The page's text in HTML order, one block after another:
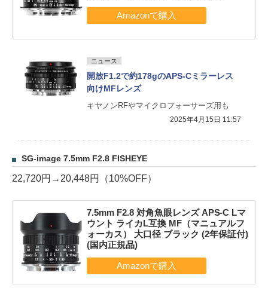
ニュース
開放F1.2で約178gのAPS-Cミラーレス
向けMFレンズ
キヤノンRFやマイクロフォーサーズ用も
2025年4月15日 11:57
SG-image 7.5mm F2.8 FISHEYE
22,720円→20,448円（10%OFF）
7.5mm F2.8 対角魚眼レンズ APS-C Lマ
ウント ライカL互換 MF（マニュアルフ
ォーカス） 大口径 ブラック (2年保証付)
(国内正規品)